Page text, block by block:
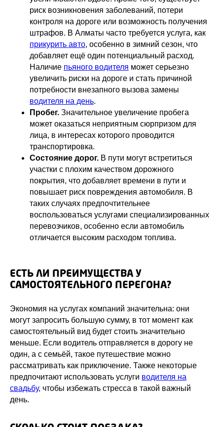
риск возникновения заболеваний, потери
контроля на дороге или возможность получения
штрафов. В Алматы часто требуется услуга, как
прикурить авто, особенно в зимний сезон, что
добавляет ещё один потенциальный расход.
Наличие пьяного водителя может серьезно
увеличить риски на дороге и стать причиной
потребности внезапного вызова замены
водителя на день.
Пробег. Значительное увеличение пробега
может оказаться неприятным сюрпризом для
лица, в интересах которого проводится
транспортировка.
Состояние дорог. В пути могут встретиться
участки с плохим качеством дорожного
покрытия, что добавляет времени в пути и
повышает риск повреждения автомобиля. В
таких случаях предпочтительнее
воспользоваться услугами специализированных
перевозчиков, особенно если автомобиль
отличается высоким расходом топлива.
ЕСТЬ ЛИ ПРЕИМУЩЕСТВА У
САМОСТОЯТЕЛЬНОГО ПЕРЕГОНА?
Экономия на услугах компаний значительна: они
могут запросить большую сумму, в тот момент как
самостоятельный вид будет стоить значительно
меньше. Если водитель отправляется в дорогу не
один, а с семьёй, такое путешествие можно
рассматривать как приключение. Также некоторые
предпочитают использовать услуги водителя на
свадьбу, чтобы избежать стресса в такой важный
день.